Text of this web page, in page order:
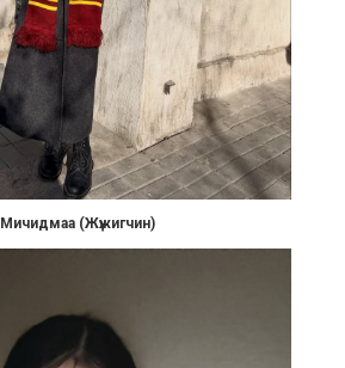
Мичидмаа (Жүжигчин)